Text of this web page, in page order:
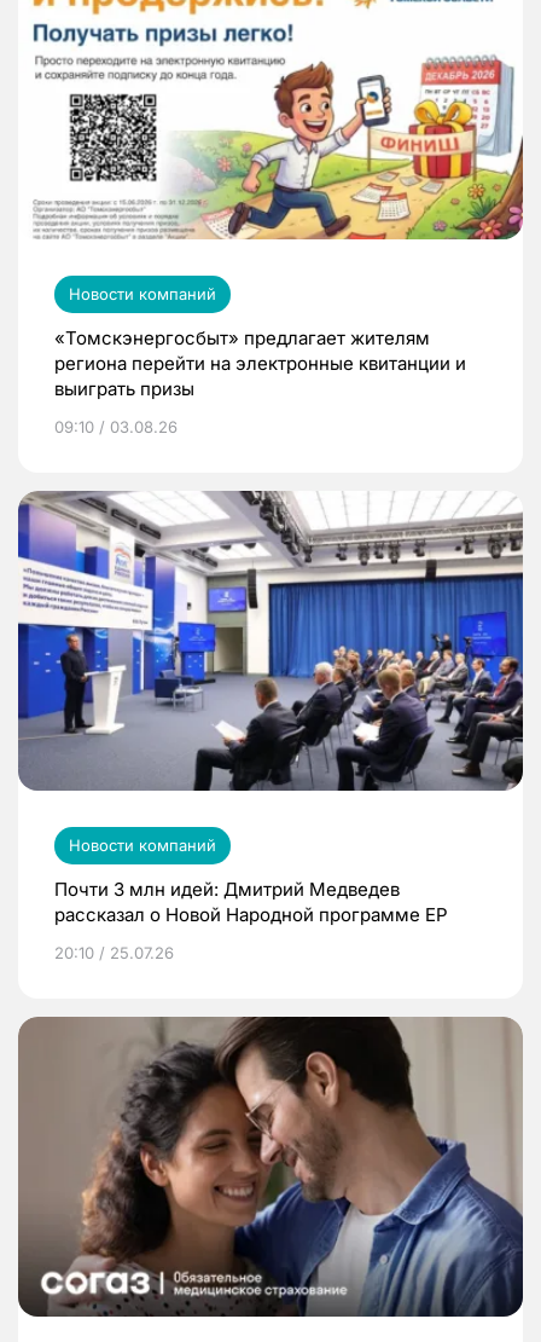
Новости компаний
«Томскэнергосбыт» предлагает жителям
региона перейти на электронные квитанции и
выиграть призы
09:10 / 03.08.26
Новости компаний
Почти 3 млн идей: Дмитрий Медведев
рассказал о Новой Народной программе ЕР
20:10 / 25.07.26